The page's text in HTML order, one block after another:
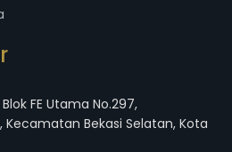
FE Utama No.297,
Kecamatan Bekasi Selatan, Kota